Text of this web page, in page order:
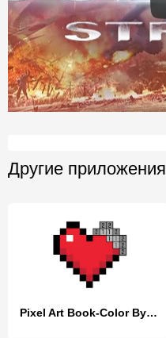
Другие приложения
Pixel Art Book-Color By Number